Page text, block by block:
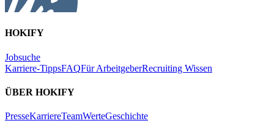
HOKIFY
Jobsuche
Karriere-TippsFAQFür ArbeitgeberRecruiting Wissen
ÜBER HOKIFY
PresseKarriereTeamWerteGeschichte